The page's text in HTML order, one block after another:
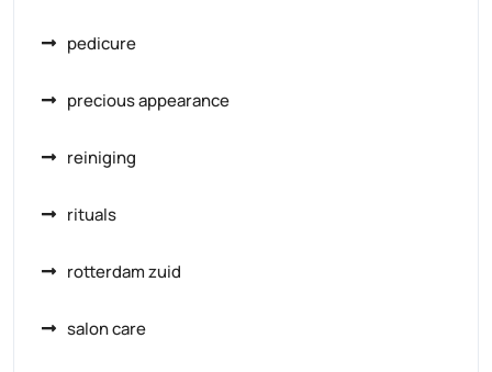
pedicure
precious appearance
reiniging
rituals
rotterdam zuid
salon care